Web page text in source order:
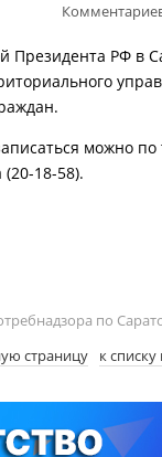
Президента РФ в
можно
(20-18-58).
по
страницу к